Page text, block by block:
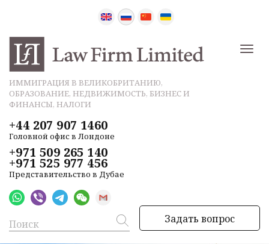
ИММИГРАЦИЯ В ВЕЛИКОБРИТАНИЮ,
ОБРАЗОВАНИЕ, НЕДВИЖИМОСТЬ, БИЗНЕС И
ФИНАНСЫ, НАЛОГИ
+44 207 907 1460
Головной офис в Лондоне
+971 509 265 140
+971 525 977 456
Представительство в Дубае
Задать вопрос